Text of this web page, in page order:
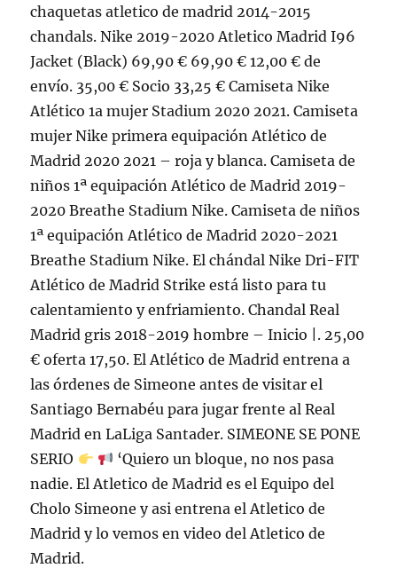
chaquetas atletico de madrid 2014-2015
chandals. Nike 2019-2020 Atletico Madrid I96
Jacket (Black) 69,90 € 69,90 € 12,00 € de
envío. 35,00 € Socio 33,25 € Camiseta Nike
Atlético 1a mujer Stadium 2020 2021. Camiseta
mujer Nike primera equipación Atlético de
Madrid 2020 2021 – roja y blanca. Camiseta de
niños 1ª equipación Atlético de Madrid 2019-
2020 Breathe Stadium Nike. Camiseta de niños
1ª equipación Atlético de Madrid 2020-2021
Breathe Stadium Nike. El chándal Nike Dri-FIT
Atlético de Madrid Strike está listo para tu
calentamiento y enfriamiento. Chandal Real
Madrid gris 2018-2019 hombre – Inicio |. 25,00
€ oferta 17,50. El Atlético de Madrid entrena a
las órdenes de Simeone antes de visitar el
Santiago Bernabéu para jugar frente al Real
Madrid en LaLiga Santader. SIMEONE SE PONE
SERIO
‘Quiero un bloque, no nos pasa
nadie. El Atletico de Madrid es el Equipo del
Cholo Simeone y asi entrena el Atletico de
Madrid y lo vemos en video del Atletico de
Madrid.